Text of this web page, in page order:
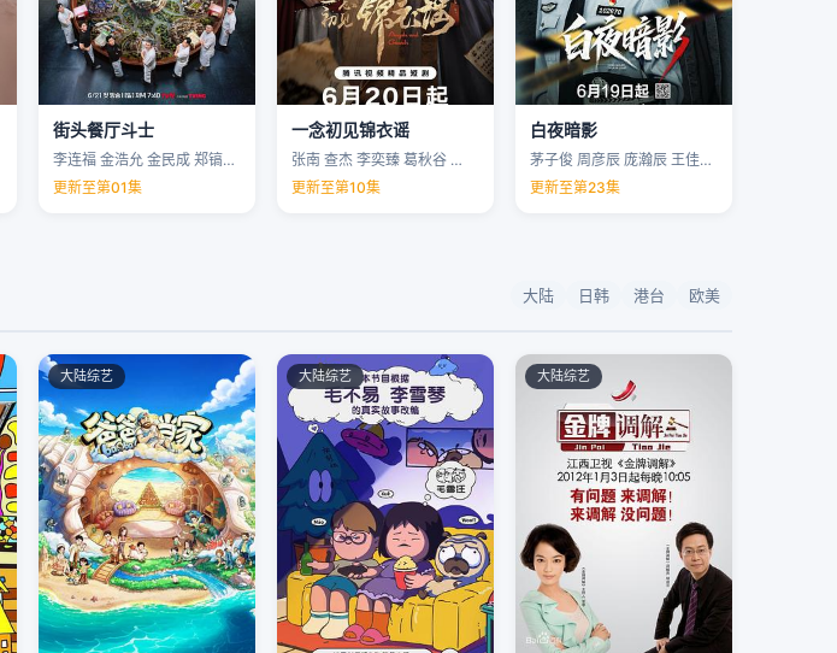
街头餐厅斗士
李连福 金浩允 金民成 郑镐泳 …
更新至第01集
一念初见锦衣谣
张南 查杰 李奕臻 葛秋谷 …
更新至第10集
白夜暗影
茅子俊 周彦辰 庞瀚辰 王佳宇 …
更新至第23集
大陆 日韩 港台 欧美
大陆综艺 大陆综艺 大陆综艺